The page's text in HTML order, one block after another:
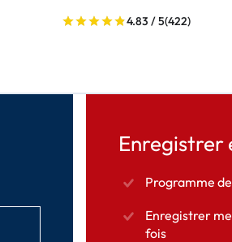
4.83 / 5(422)
Programme
Enregistrer
fois